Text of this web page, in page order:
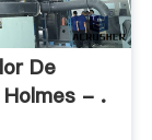
De
- .